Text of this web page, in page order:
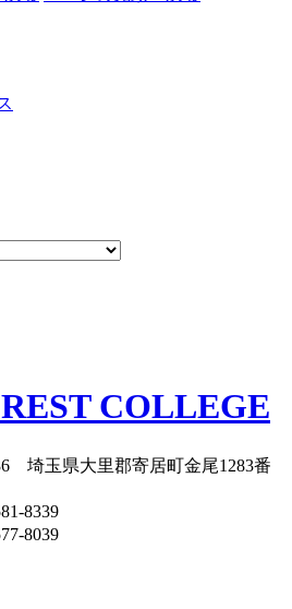
COLLEGE
埼玉県大里郡寄居町金尾1283番
8339
8039